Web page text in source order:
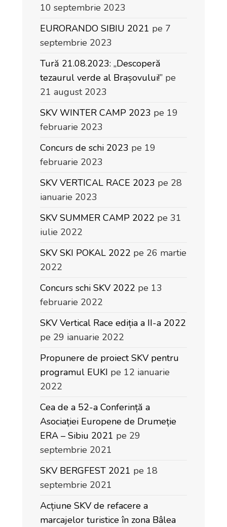
10 septembrie 2023
EURORANDO SIBIU 2021 pe 7
septembrie 2023
Tură 21.08.2023: „Descoperă
tezaurul verde al Brașovului!” pe
21 august 2023
SKV WINTER CAMP 2023 pe 19
februarie 2023
Concurs de schi 2023 pe 19
februarie 2023
SKV VERTICAL RACE 2023 pe 28
ianuarie 2023
SKV SUMMER CAMP 2022 pe 31
iulie 2022
SKV SKI POKAL 2022 pe 26 martie
2022
Concurs schi SKV 2022 pe 13
februarie 2022
SKV Vertical Race ediția a II-a 2022
pe 29 ianuarie 2022
Propunere de proiect SKV pentru
programul EUKI pe 12 ianuarie
2022
Cea de a 52-a Conferință a
Asociației Europene de Drumeție
ERA – Sibiu 2021 pe 29
septembrie 2021
SKV BERGFEST 2021 pe 18
septembrie 2021
Acțiune SKV de refacere a
marcajelor turistice în zona Bâlea